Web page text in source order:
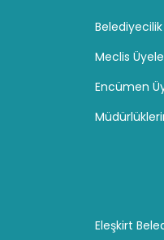
Meclis
Encümen
Eleşkirt